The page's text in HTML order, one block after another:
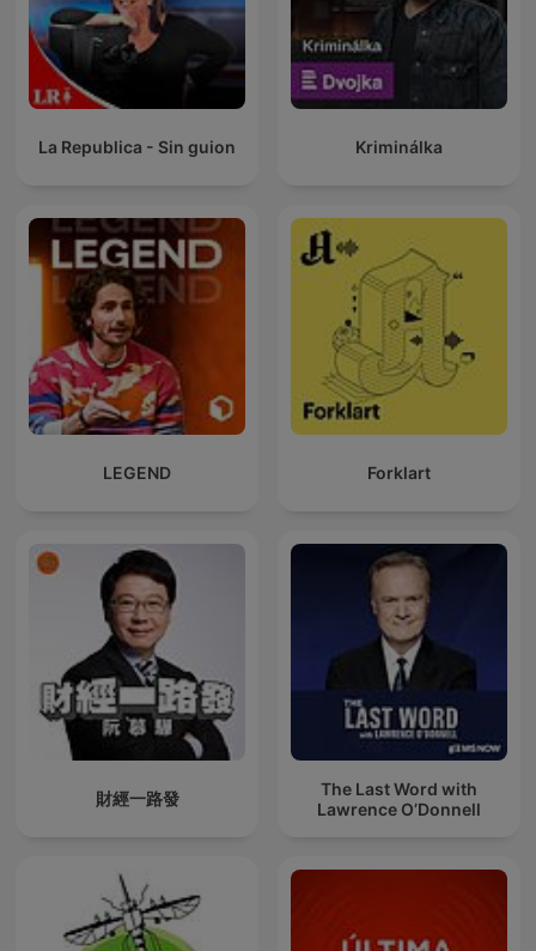
La Republica - Sin guion Kriminálka
LEGEND Forklart
財經一路發
The Last Word with
Lawrence O’Donnell